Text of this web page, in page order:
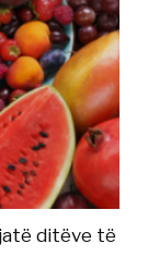
ditëve të